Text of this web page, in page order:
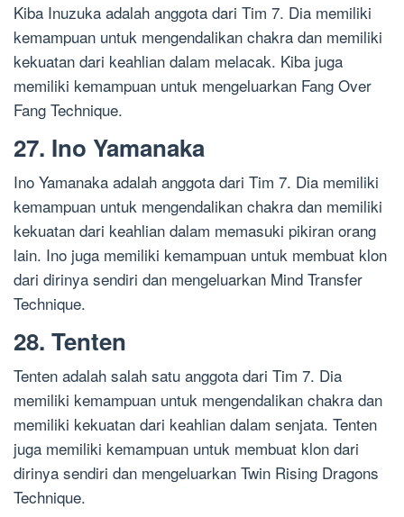
Kiba Inuzuka adalah anggota dari Tim 7. Dia memiliki
kemampuan untuk mengendalikan chakra dan memiliki
kekuatan dari keahlian dalam melacak. Kiba juga
memiliki kemampuan untuk mengeluarkan Fang Over
Fang Technique.
27. Ino Yamanaka
Ino Yamanaka adalah anggota dari Tim 7. Dia memiliki
kemampuan untuk mengendalikan chakra dan memiliki
kekuatan dari keahlian dalam memasuki pikiran orang
lain. Ino juga memiliki kemampuan untuk membuat klon
dari dirinya sendiri dan mengeluarkan Mind Transfer
Technique.
28. Tenten
Tenten adalah salah satu anggota dari Tim 7. Dia
memiliki kemampuan untuk mengendalikan chakra dan
memiliki kekuatan dari keahlian dalam senjata. Tenten
juga memiliki kemampuan untuk membuat klon dari
dirinya sendiri dan mengeluarkan Twin Rising Dragons
Technique.